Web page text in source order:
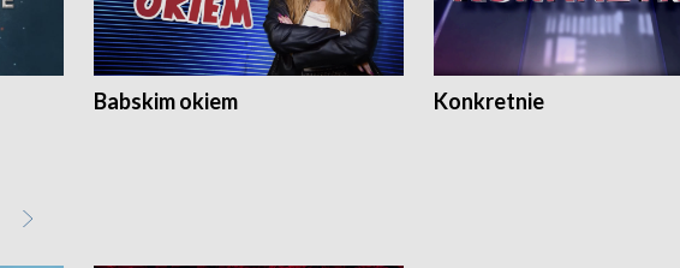
Babskim okiem Konkretnie